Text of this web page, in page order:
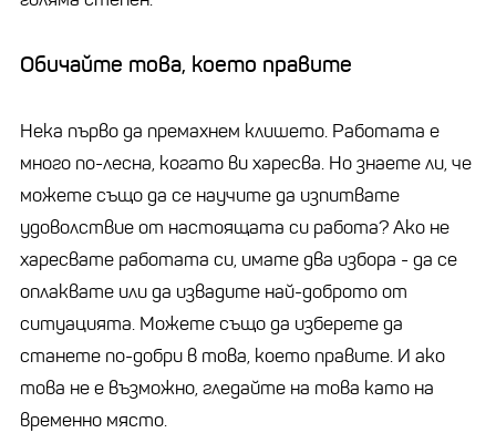
Обичайте това, което правите
Нека първо да премахнем клишето. Работата е
много по-лесна, когато ви харесва. Но знаете ли, че
можете също да се научите да изпитвате
удоволствие от настоящата си работа? Ако не
харесвате работата си, имате два избора - да се
оплаквате или да извадите най-доброто от
ситуацията. Можете също да изберете да
станете по-добри в това, което правите. И ако
това не е възможно, гледайте на това като на
временно място.